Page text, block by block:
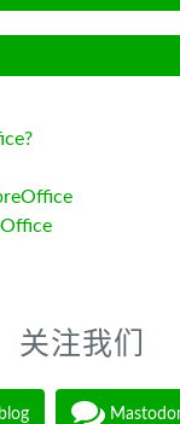
关注我们